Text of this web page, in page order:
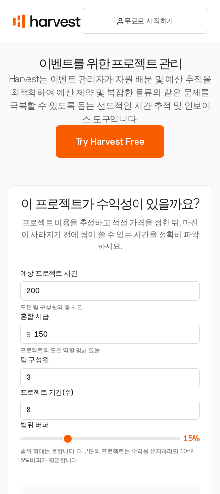
무료로 시작하기
이벤트를 위한 프로젝트 관리
Harvest는 이벤트 관리자가 자원 배분 및 예산 추적을
최적화하여 예산 제약 및 복잡한 물류와 같은 문제를
극복할 수 있도록 돕는 선도적인 시간 추적 및 인보이
스 도구입니다.
Try Harvest Free
이 프로젝트가 수익성이 있을까요?
프로젝트 비용을 추정하고 적정 가격을 정한 뒤, 마진
이 사라지기 전에 팀이 쓸 수 있는 시간을 정확히 파악
하세요.
예상 프로젝트 시간
모든 팀 구성원의 총 시간
혼합 시급
$
프로젝트의 모든 역할 평균 요율
팀 구성원
프로젝트 기간(주)
범위 버퍼
15%
범위 확대는 흔합니다. 대부분의 프로젝트는 수익을 유지하려면 10~2
5% 버퍼가 필요합니다.